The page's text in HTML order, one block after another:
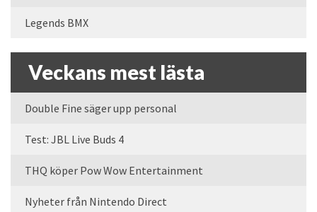
Legends BMX
Veckans mest lästa
Double Fine säger upp personal
Test: JBL Live Buds 4
THQ köper Pow Wow Entertainment
Nyheter från Nintendo Direct